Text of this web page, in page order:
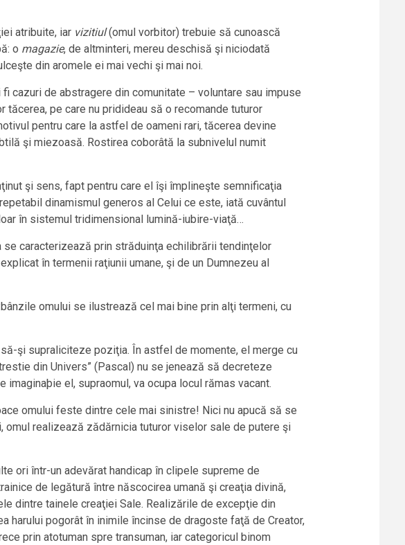
atribuite, iar vizitiul(omul vorbitor) trebuie să cunoască
o magazie, de altminteri, mereu deschisă şi niciodată
din aromele ei mai vechi şi mai noi.
cazuri de abstragere din comunitate – voluntare sau impuse
pe care nu pridideau să o recomande tuturor
pentru care la astfel de oameni rari, tăcerea devine
şi miezoasă. Rostirea coborâtă la subnivelul numit
şi sens, fapt pentru care el îşi împlineşte semnificaţia
dinamismul generos al Celui ce este, iată cuvântul
în sistemul tridimensional lumină-iubire-viaţă…
caracterizează prin străduinţa echilibrării tendinţelor
în termenii raţiunii umane, şi de un Dumnezeu al
omului se ilustrează cel mai bine prin alţi termeni, cu
şi supraliciteze poziţia. În astfel de momente, el merge cu
din Univers” (Pascal) nu se jenează să decreteze
el, supraomul, va ocupa locul rămas vacant.
omului feste dintre cele mai sinistre! Nici nu apucă să se
realizează zădărnicia tuturor viselor sale de putere şi
ori într-un adevărat handicap în clipele supreme de
de legătură între născocirea umană şi creaţia divină,
dintre tainele creaţiei Sale. Realizările de excepţie din
harului pogorât în inimile încinse de dragoste faţă de Creator,
prin atotuman spre transuman, iar categoricul binom